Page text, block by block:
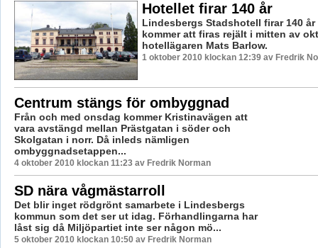
Hotellet firar 140 år
Lindesbergs Stadshotell firar 140 år
kommer att firas rejält i mitten av
hotellägaren Mats Barlow.
1 oktober 2010 klockan 12:39 av Fredrik
Centrum stängs för ombyggnad
Från och med onsdag kommer Kristinavägen att
vara avstängd mellan Prästgatan i söder och
Skolgatan i norr. Då inleds nämligen
ombyggnadsetappen...
4 oktober 2010 klockan 11:23 av Fredrik Norman
SD nära vågmästarroll
Det blir inget rödgrönt samarbete i Lindesbergs
kommun som det ser ut idag. Förhandlingarna har
låst sig då Miljöpartiet inte ser någon mö...
5 oktober 2010 klockan 10:50 av Fredrik Norman